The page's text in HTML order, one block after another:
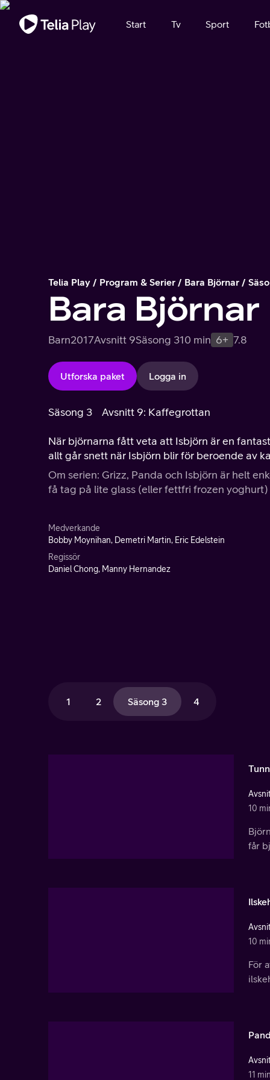
Viktigt meddelande
Start Tv Sport
Telia Play Program & Serier Bara Björnar
Bara Björnar
Barn2017Avsnitt 9Säsong 310 min 6+ 7.8
Utforska paket Logga in
Säsong 3 Avsnitt 9: Kaffegrottan
När björnarna fått veta att Isbjörn är en
allt går snett när Isbjörn blir för beroende av
Om serien: Grizz, Panda och Isbjörn är helt
få tag på lite glass (eller fettfri frozen
Medverkande
Bobby Moynihan, Demetri Martin, Eric Edelstein
Regissör
Daniel Chong, Manny Hernandez
1 2 Säsong 3 4
10
får
10
För
11